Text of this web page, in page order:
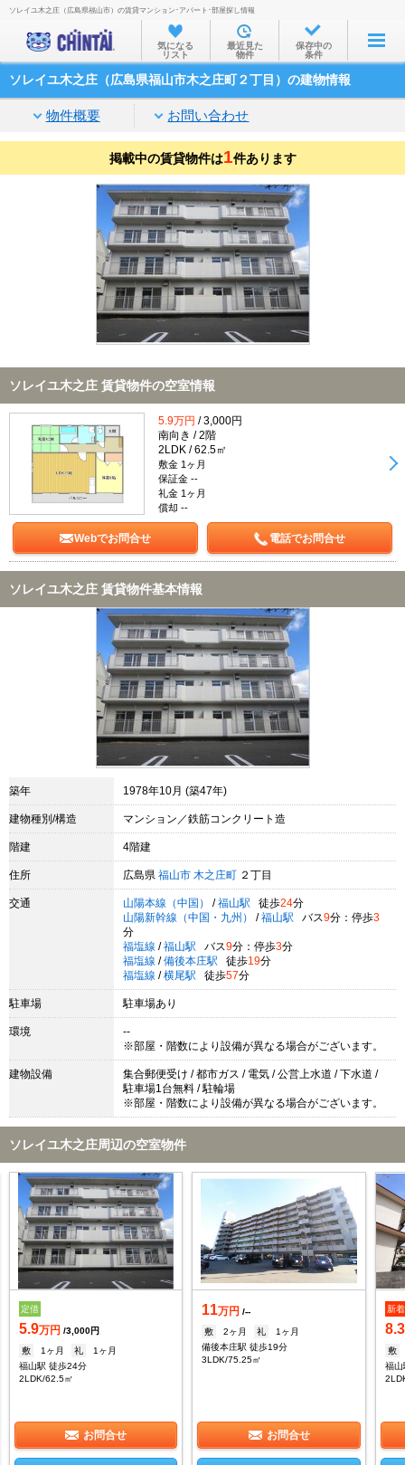
お部屋を探す
沿線・駅から
家賃相場から
通勤通学時間から
物件特集から
不動産会社から
TOP
ソレイユ木之庄（広島県福山市）の賃貸マンション･アパート･部屋探し情報
気になる
リスト
最近見た
物件
保存中の
条件
ソレイユ木之庄（広島県福山市木之庄町２丁目）の建物情報
物件概要 お問い合わせ
掲載中の賃貸物件は1件あります
ソレイユ木之庄 賃貸物件の空室情報
5.9万円 / 3,000円
南向き / 2階
2LDK / 62.5㎡
敷金 1ヶ月
保証金 --
礼金 1ヶ月
償却 --
Webでお問合せ 電話でお問合せ
ソレイユ木之庄 賃貸物件基本情報
築年 1978年10月 (築47年)
建物種別/構造 マンション／鉄筋コンクリート造
階建 4階建
住所 広島県 福山市 木之庄町 ２丁目
交通 山陽本線（中国） / 福山駅 徒歩24分
山陽新幹線（中国・九州）
/ 福山駅 バス9分：停歩3
分
福塩線 / 福山駅 バス9分：停歩3分
福塩線 / 備後本庄駅 徒歩19分
福塩線 / 横尾駅 徒歩57分
駐車場 駐車場あり
環境
--
※部屋・階数により設備が異なる場合がございます。
建物設備
集合郵便受け / 都市ガス / 電気 / 公営上水道 / 下水道 /
駐車場1台無料 / 駐輪場
※部屋・階数により設備が異なる場合がございます。
ソレイユ木之庄周辺の空室物件
定借
5.9万円 /3,000円
敷
1ヶ月 礼
1ヶ月
福山駅 徒歩24分
2LDK/62.5㎡
お問合せ
11万円 /--
敷
2ヶ月 礼
1ヶ月
備後本庄駅 徒歩19分
3LDK/75.25㎡
お問合せ
新着
8.3
敷
福